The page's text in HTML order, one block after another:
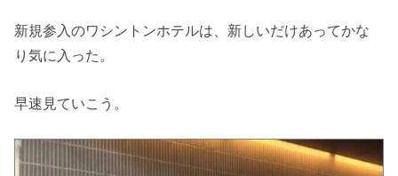
新規参入のワシントンホテルは、新しいだけあってかな
り気に入った。
早速見ていこう。